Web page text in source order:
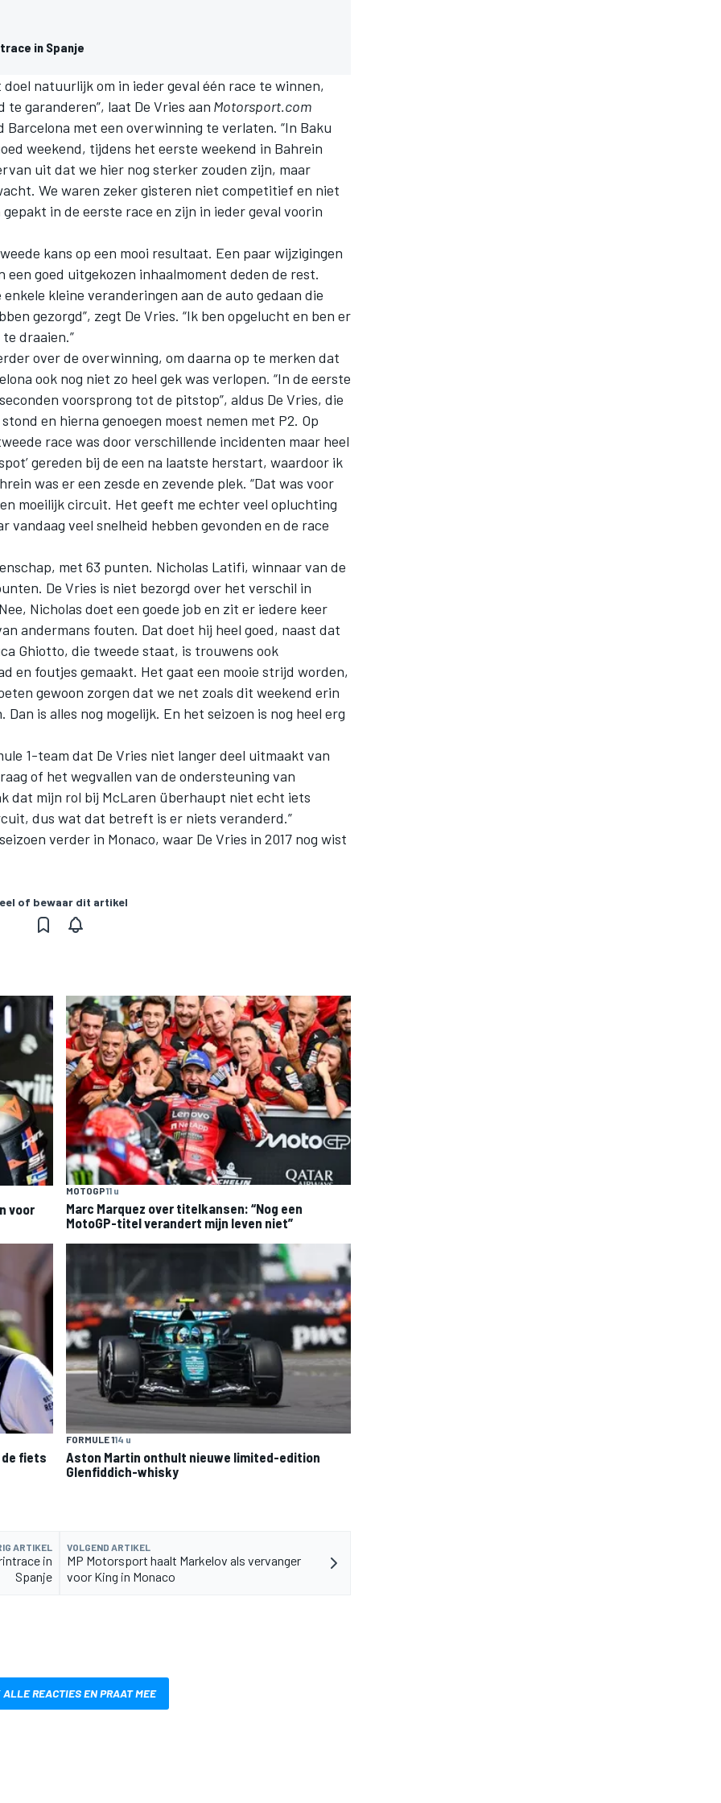
in Spanje
natuurlijk om in ieder geval één race te winnen,
garanderen”, laat De Vries aan Motorsport.com
met een overwinning te verlaten. “In Baku
weekend, tijdens het eerste weekend in Bahrein
uit dat we hier nog sterker zouden zijn, maar
We waren zeker gisteren niet competitief en niet
in de eerste race en zijn in ieder geval voorin
kans op een mooi resultaat. Een paar wijzigingen
goed uitgekozen inhaalmoment deden de rest.
kleine veranderingen aan de auto gedaan die
gezorgd”, zegt De Vries. “Ik ben opgelucht en ben er
draaien.”
over de overwinning, om daarna op te merken dat
ook nog niet zo heel gek was verlopen. “In de eerste
voorsprong tot de pitstop”, aldus De Vries, die
en hierna genoegen moest nemen met P2. Op
race was door verschillende incidenten maar heel
gereden bij de een na laatste herstart, waardoor ik
was er een zesde en zevende plek. “Dat was voor
moeilijk circuit. Het geeft me echter veel opluchting
vandaag veel snelheid hebben gevonden en de race
met 63 punten. Nicholas Latifi, winnaar van de
De Vries is niet bezorgd over het verschil in
Nicholas doet een goede job en zit er iedere keer
andermans fouten. Dat doet hij heel goed, naast dat
Ghiotto, die tweede staat, is trouwens ook
en foutjes gemaakt. Het gaat een mooie strijd worden,
gewoon zorgen dat we net zoals dit weekend erin
is alles nog mogelijk. En het seizoen is nog heel erg
1-team dat De Vries niet langer deel uitmaakt van
of het wegvallen van de ondersteuning van
dat mijn rol bij McLaren überhaupt niet echt iets
dus wat dat betreft is er niets veranderd.”
verder in Monaco, waar De Vries in 2017 nog wist
of bewaar dit artikel
voor
MOTOGP11 u
Marc Marquez over titelkansen: “Nog een
MotoGP-titel verandert mijn leven niet”
fiets
FORMULE 114 u
Aston Martin onthult nieuwe limited-edition
Glenfiddich-whisky
ARTIKEL
in
Spanje
VOLGEND ARTIKEL
MP Motorsport haalt Markelov als vervanger
voor King in Monaco
REACTIES EN PRAAT MEE